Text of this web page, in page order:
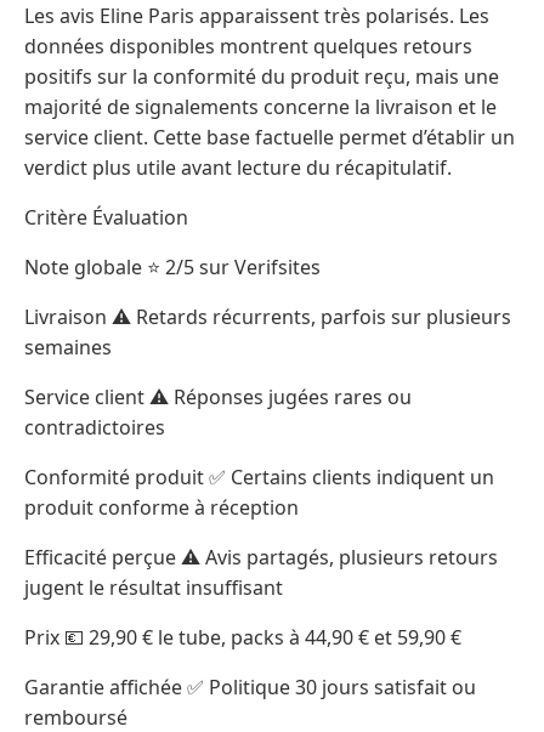
Les avis Eline Paris apparaissent très polarisés. Les
données disponibles montrent quelques retours
positifs sur la conformité du produit reçu, mais une
majorité de signalements concerne la livraison et le
service client. Cette base factuelle permet d’établir un
verdict plus utile avant lecture du récapitulatif.
Critère Évaluation
Note globale ⭐ 2/5 sur Verifsites
Livraison ⚠️ Retards récurrents, parfois sur plusieurs
semaines
Service client ⚠️ Réponses jugées rares ou
contradictoires
Conformité produit ✅ Certains clients indiquent un
produit conforme à réception
Efficacité perçue ⚠️ Avis partagés, plusieurs retours
jugent le résultat insuffisant
Prix 💶 29,90 € le tube, packs à 44,90 € et 59,90 €
Garantie affichée ✅ Politique 30 jours satisfait ou
remboursé